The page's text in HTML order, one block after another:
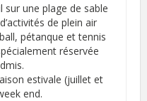
sur une plage de sable
de plein air
pétanque et tennis
réservée
estivale (juillet et
end.